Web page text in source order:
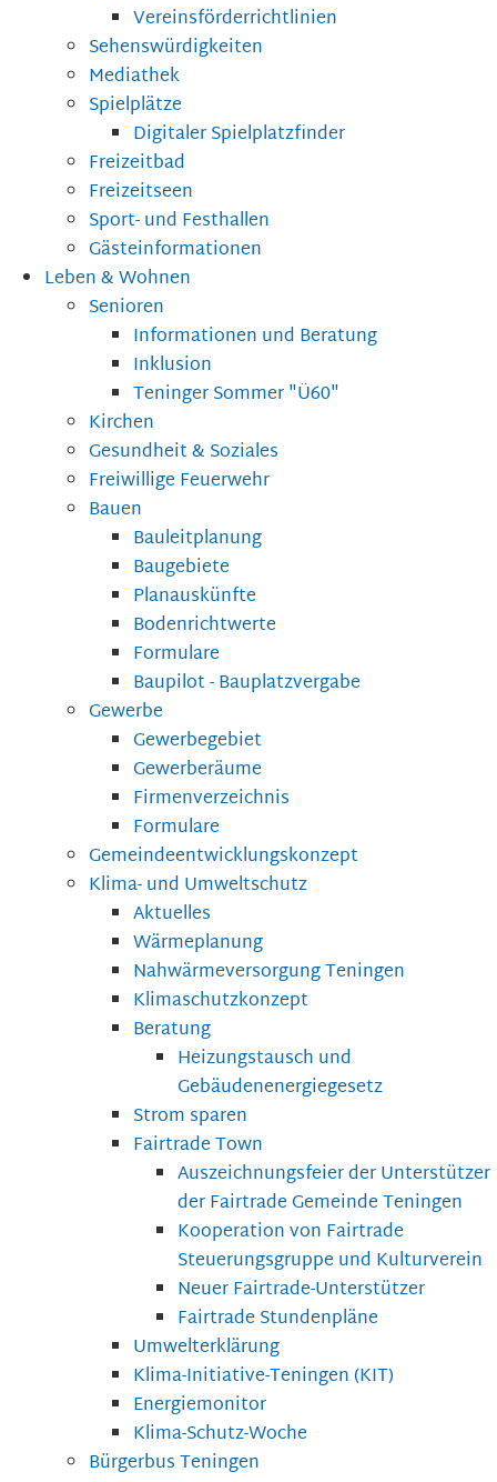
Vereinsförderrichtlinien
Sehenswürdigkeiten
Mediathek
Spielplätze
Digitaler Spielplatzfinder
Freizeitbad
Freizeitseen
Sport- und Festhallen
Gästeinformationen
Leben & Wohnen
Senioren
Informationen und Beratung
Inklusion
Teninger Sommer "Ü60"
Kirchen
Gesundheit & Soziales
Freiwillige Feuerwehr
Bauen
Bauleitplanung
Baugebiete
Planauskünfte
Bodenrichtwerte
Formulare
Baupilot - Bauplatzvergabe
Gewerbe
Gewerbegebiet
Gewerberäume
Firmenverzeichnis
Formulare
Gemeindeentwicklungskonzept
Klima- und Umweltschutz
Aktuelles
Wärmeplanung
Nahwärmeversorgung Teningen
Klimaschutzkonzept
Beratung
Heizungstausch und
Gebäudenenergiegesetz
Strom sparen
Fairtrade Town
Auszeichnungsfeier der Unterstützer
der Fairtrade Gemeinde Teningen
Kooperation von Fairtrade
Steuerungsgruppe und Kulturverein
Neuer Fairtrade-Unterstützer
Fairtrade Stundenpläne
Umwelterklärung
Klima-Initiative-Teningen (KIT)
Energiemonitor
Klima-Schutz-Woche
Bürgerbus Teningen